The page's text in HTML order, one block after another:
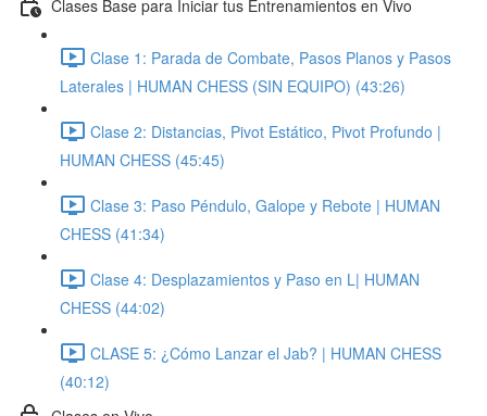
Clases Base para Iniciar tus Entrenamientos en Vivo
Clase 1: Parada de Combate, Pasos Planos y Pasos
Laterales | HUMAN CHESS (SIN EQUIPO) (43:26)
Clase 2: Distancias, Pivot Estático, Pivot Profundo |
HUMAN CHESS (45:45)
Clase 3: Paso Péndulo, Galope y Rebote | HUMAN
CHESS (41:34)
Clase 4: Desplazamientos y Paso en L| HUMAN
CHESS (44:02)
CLASE 5: ¿Cómo Lanzar el Jab? | HUMAN CHESS
(40:12)